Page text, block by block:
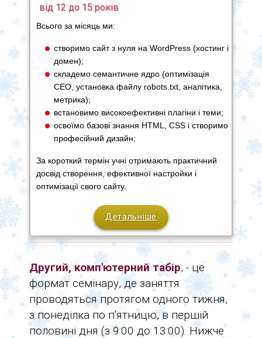
від 12 до 15 років
Всього за місяць ми:
створимо сайт з нуля на WordPress (хостинг і
домен);
складемо семантичне ядро (оптимізація
СЕО, установка файлу robots.txt, аналітика,
метрика);
встановимо високоефективні плагіни і теми;
освоїмо базові знання HTML, CSS і створимо
професійний дизайн;
За короткий термін учні отримають практичний
досвід створення, ефективної настройки і
оптимізації свого сайту.
Детальніше
Другий, комп'ютерний табір, - це
формат семінару, де заняття
проводяться протягом одного тижня,
з понеділка по п'ятницю, в першій
половині дня (з 9:00 до 13:00). Нижче